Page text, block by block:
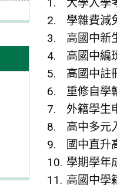
大學入學
學雜費減
高國中新
高國中編
高國中註
重修自學
外籍學生
高中多元
國中直升
學期學年
高國中學